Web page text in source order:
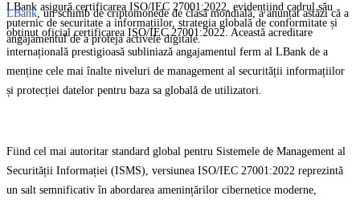
LBank asigură certificarea ISO/IEC 27001:2022, evidențiind cadrul său
puternic de securitate a informațiilor, strategia globală de conformitate și
angajamentul de a proteja activele digitale.
LBank, un schimb de criptomonede de clasă mondială, a anunțat astăzi că a
obținut oficial certificarea ISO/IEC 27001:2022. Această acreditare
internațională prestigioasă subliniază angajamentul ferm al LBank de a
menține cele mai înalte niveluri de management al securității informațiilor
și protecției datelor pentru baza sa globală de utilizatori.
Fiind cel mai autoritar standard global pentru Sistemele de Management al
Securității Informației (ISMS), versiunea ISO/IEC 27001:2022 reprezintă
un salt semnificativ în abordarea amenințărilor cibernetice moderne,